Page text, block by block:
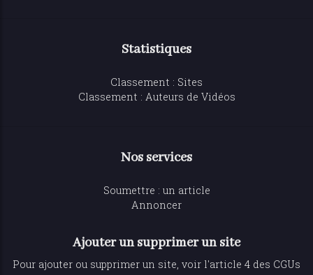
Statistiques
Classement : Sites
Classement : Auteurs de Vidéos
Nos services
Soumettre : un article
Annoncer
Ajouter un supprimer un site
Pour ajouter ou supprimer un site, voir l'article 4 des CGUs